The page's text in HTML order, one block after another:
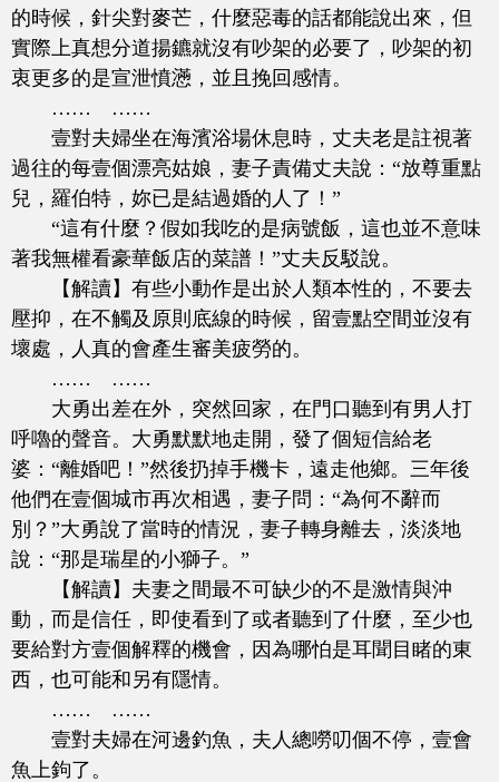
的時候，針尖對麥芒，什麼惡毒的話都能說出來，但
實際上真想分道揚鑣就沒有吵架的必要了，吵架的初
衷更多的是宣泄憤懣，並且挽回感情。
…… ……
壹對夫婦坐在海濱浴場休息時，丈夫老是註視著
過往的每壹個漂亮姑娘，妻子責備丈夫說：“放尊重點
兒，羅伯特，妳已是結過婚的人了！”
“這有什麼？假如我吃的是病號飯，這也並不意味
著我無權看豪華飯店的菜譜！”丈夫反駁說。
【解讀】有些小動作是出於人類本性的，不要去
壓抑，在不觸及原則底線的時候，留壹點空間並沒有
壞處，人真的會產生審美疲勞的。
…… ……
大勇出差在外，突然回家，在門口聽到有男人打
呼嚕的聲音。大勇默默地走開，發了個短信給老
婆：“離婚吧！”然後扔掉手機卡，遠走他鄉。三年後
他們在壹個城市再次相遇，妻子問：“為何不辭而
別？”大勇說了當時的情況，妻子轉身離去，淡淡地
說：“那是瑞星的小獅子。”
【解讀】夫妻之間最不可缺少的不是激情與沖
動，而是信任，即使看到了或者聽到了什麼，至少也
要給對方壹個解釋的機會，因為哪怕是耳聞目睹的東
西，也可能和另有隱情。
…… ……
壹對夫婦在河邊釣魚，夫人總嘮叨個不停，壹會
魚上鉤了。